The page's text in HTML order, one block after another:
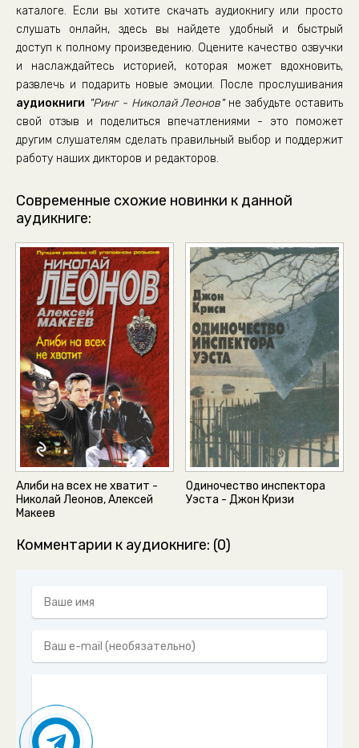
каталоге. Если вы хотите скачать аудиокнигу или просто
слушать онлайн, здесь вы найдете удобный и быстрый
доступ к полному произведению. Оцените качество озвучки
и наслаждайтесь историей, которая может вдохновить,
развлечь и подарить новые эмоции. После прослушивания
аудиокниги "Ринг - Николай Леонов"не забудьте оставить
свой отзыв и поделиться впечатлениями - это поможет
другим слушателям сделать правильный выбор и поддержит
работу наших дикторов и редакторов.
Современные схожие новинки к данной
аудикниге:
Алиби на всех не хватит -
Николай Леонов, Алексей
Макеев
Одиночество инспектора
Уэста - Джон Кризи
Комментарии к аудиокниге: (0)